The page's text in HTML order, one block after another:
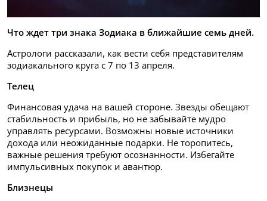
Что ждет три знака Зодиака в ближайшие семь дней.
Астрологи рассказали, как вести себя представителям
зодиакального круга с 7 по 13 апреля.
Телец
Финансовая удача на вашей стороне. Звезды обещают
стабильность и прибыль, но не забывайте мудро
управлять ресурсами. Возможны новые источники
дохода или неожиданные подарки. Не торопитесь,
важные решения требуют осознанности. Избегайте
импульсивных покупок и авантюр.
Близнецы